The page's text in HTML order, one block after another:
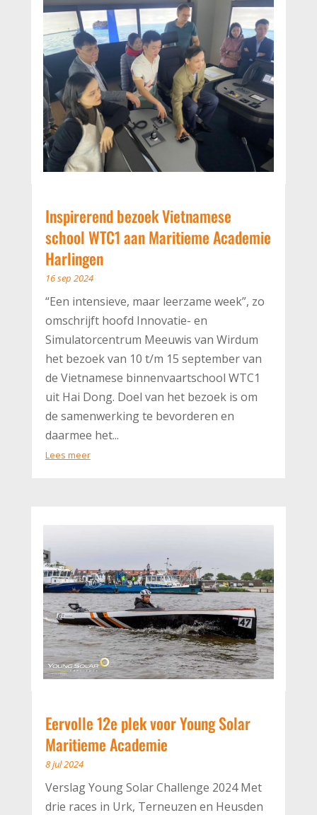
Inspirerend bezoek Vietnamese
school WTC1 aan Maritieme Academie
Harlingen
16 sep 2024
“Een intensieve, maar leerzame week”, zo
omschrijft hoofd Innovatie- en
Simulatorcentrum Meeuwis van Wirdum
het bezoek van 10 t/m 15 september van
de Vietnamese binnenvaartschool WTC1
uit Hai Dong. Doel van het bezoek is om
de samenwerking te bevorderen en
daarmee het...
Lees meer
Eervolle 12e plek voor Young Solar
Maritieme Academie
8 jul 2024
Verslag Young Solar Challenge 2024 Met
drie races in Urk, Terneuzen en Heusden